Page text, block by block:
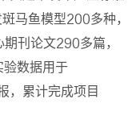
马鱼模型200多种，
刊论文290多篇，
数据用于
，累计完成项目